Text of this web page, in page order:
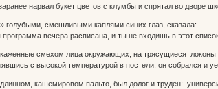
нарвал букет цветов с клумбы и спрятал во дворе
голубыми, смешливыми каплями синих глаз, сказала:
вечера расписана, и ты не входишь в этот
смехом лица окружающих, на трясущиеся локоны
с высокой температурой в постели, он собрался и
кашемировом пальто, был долог и труден: